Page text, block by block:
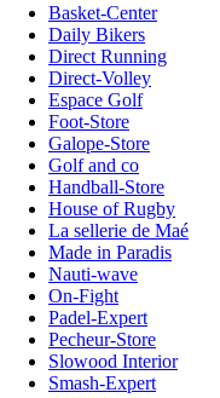
Basket-Center
Daily Bikers
Direct Running
Direct-Volley
Espace Golf
Foot-Store
Galope-Store
Golf and co
Handball-Store
House of Rugby
La sellerie de Maé
Made in Paradis
Nauti-wave
On-Fight
Padel-Expert
Pecheur-Store
Slowood Interior
Smash-Expert